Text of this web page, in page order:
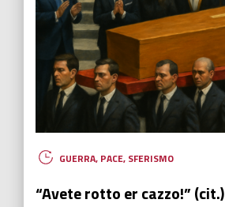
GUERRA, PACE, SFERISMO
“Avete rotto er cazzo!” (cit.)